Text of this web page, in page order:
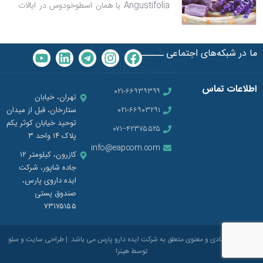
Angustifolia یا همان اسطوخودوس در ايالات
ما در شبکه‌های اجتماعی ــــــ
اطلاعات تماس
۰۲۱-۶۶۹۳۹۳۹۹
۰۲۱-۶۶۹۰۳۲۹۱
۰۷۱−۴۲۳۷۵۵۲۵
info@eapcom.com
تهران، خیابان
ستارخان، قبل از میدان
توحید خیابان کوثر یکم
پلاک ۱۴ واحد ۳
کازرون، کیلومتر ۱۲
جاده شاپور، شرکت
ایده داروی پارس،
صندوق پستی
۷۳۱۷۵۱۵۵
تمام حقوق مادی و معنوی متعلق به شرکت ایده دارو پارس می باشد. |طراحی سایت و سئو
توسطهینزا